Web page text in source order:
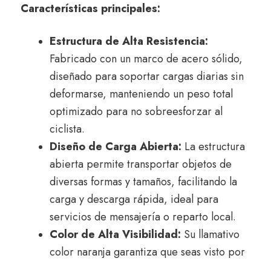
Características principales:
Estructura de Alta Resistencia:
Fabricado con un marco de acero sólido,
diseñado para soportar cargas diarias sin
deformarse, manteniendo un peso total
optimizado para no sobreesforzar al
ciclista.
Diseño de Carga Abierta: La estructura
abierta permite transportar objetos de
diversas formas y tamaños, facilitando la
carga y descarga rápida, ideal para
servicios de mensajería o reparto local.
Color de Alta Visibilidad: Su llamativo
color naranja garantiza que seas visto por